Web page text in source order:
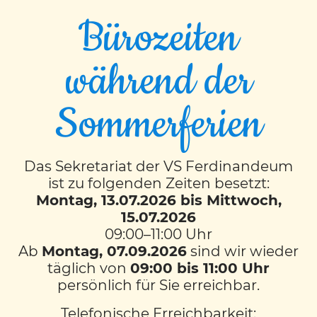
EVENT TIMESLOTS (2)
10:00
DO
-11:00
VS Ferdinandeum
mit musikalischem Schwerpunkt
Färbergasse 11
Bürozeiten
während der
Sommerferien
Das Sekretariat der VS Ferdinandeum
ist zu folgenden Zeiten besetzt:
Montag, 13.07.2026 bis Mittwoch,
15.07.2026
09:00–11:00 Uhr
Ab Montag, 07.09.2026 sind wir wieder
täglich von 09:00 bis 11:00 Uhr
persönlich für Sie erreichbar.
Telefonische Erreichbarkeit: